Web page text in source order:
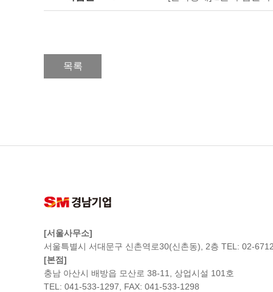
목록
[서울사무소]
서울특별시 서대문구 신촌역로30(신촌동), 2층 TEL: 02-
[본점]
충남 아산시 배방읍 모산로 38-11, 상업시설 101호
TEL: 041-533-1297, FAX: 041-533-1298